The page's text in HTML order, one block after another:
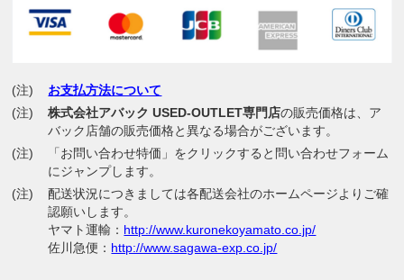
(注)
お支払方法について
(注)
株式会社アバック USED-OUTLET専門店の販売価格は、ア
バック店舗の販売価格と異なる場合がございます。
(注)
「お問い合わせ特価」をクリックすると問い合わせフォーム
にジャンプします。
(注)
配送状況につきましては各配送会社のホームページよりご確
認願いします。
ヤマト運輸： http://www.kuronekoyamato.co.jp/
佐川急便： http://www.sagawa-exp.co.jp/